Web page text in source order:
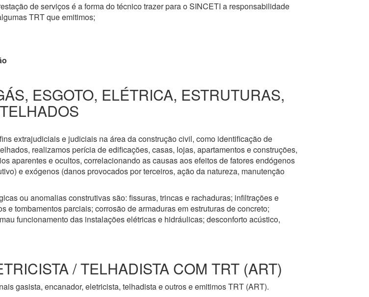
de serviços é a forma do técnico trazer para o SINCETI a responsabilidade
TRT que emitimos;
ESGOTO, ELÉTRICA, ESTRUTURAS,
TELHADOS
extrajudiciais e judiciais na área da construção civil, como identificação de
realizamos perícia de edificações, casas, lojas, apartamentos e construções,
aparentes e ocultos, correlacionando as causas aos efeitos de fatores endógenos
e exógenos (danos provocados por terceiros, ação da natureza, manutenção
ou anomalias construtivas são: fissuras, trincas e rachaduras; infiltrações e
e tombamentos parciais; corrosão de armaduras em estruturas de concreto;
funcionamento das instalações elétricas e hidráulicas; desconforto acústico,
/ TELHADISTA COM TRT (ART)
gasista, encanador, eletricista, telhadista e outros e emitimos TRT (ART).